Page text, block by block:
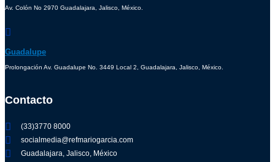
Av. Colón No 2970 Guadalajara, Jalisco, México.
Guadalupe
Prolongación Av. Guadalupe No. 3449 Local 2, Guadalajara, Jalisco, México.
Contacto
(33)3770 8000
socialmedia@refmariogarcia.com
Guadalajara, Jalisco, México